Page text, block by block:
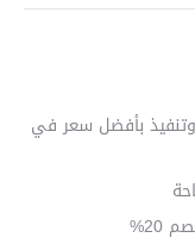
وتنفيذ بأفضل سعر في